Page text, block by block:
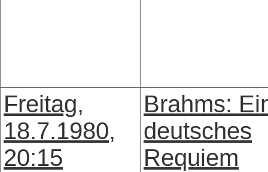
Freitag,
18.7.1980,
20:15
Brahms:
deutsches
Requiem